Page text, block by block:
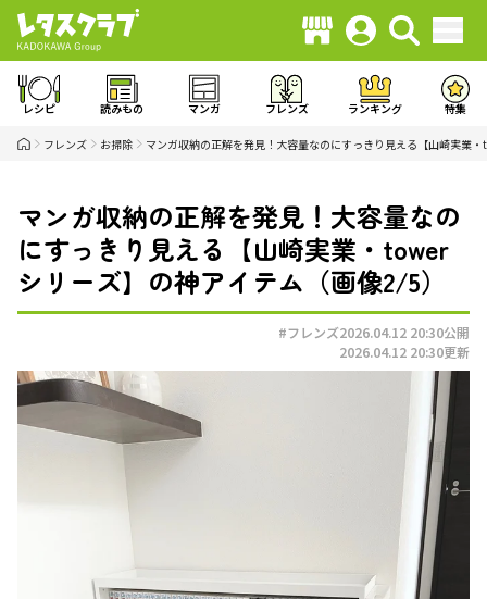
レシピ 読みもの マンガ フレンズ ランキング 特集
フレンズ お掃除 マンガ収納の正解を発見！大容量なのにすっきり見える【山崎実業
マンガ収納の正解を発見！大容量なの
にすっきり見える【山崎実業・tower
シリーズ】の神アイテム（画像2/5）
#フレンズ2026.04.12 20:30公開
2026.04.12 20:30更新